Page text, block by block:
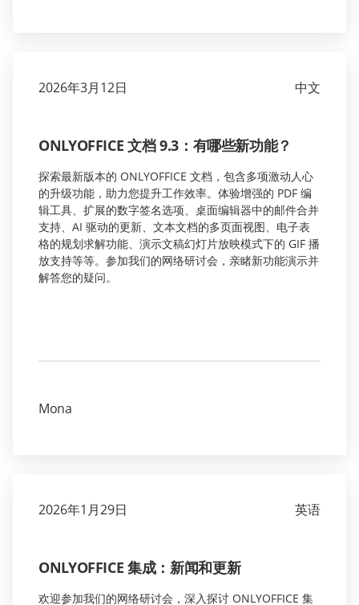
2026年3月12日 中文
ONLYOFFICE 文档 9.3：有哪些新功能？
探索最新版本的 ONLYOFFICE 文档，包含多项激动人心
的升级功能，助力您提升工作效率。体验增强的 PDF 编
辑工具、扩展的数字签名选项、桌面编辑器中的邮件合并
支持、AI 驱动的更新、文本文档的多页面视图、电子表
格的规划求解功能、演示文稿幻灯片放映模式下的 GIF 播
放支持等等。参加我们的网络研讨会，亲睹新功能演示并
解答您的疑问。
Mona
2026年1月29日 英语
ONLYOFFICE 集成：新闻和更新
欢迎参加我们的网络研讨会，深入探讨 ONLYOFFICE 集